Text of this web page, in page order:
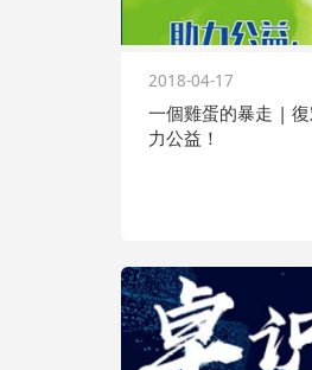
2018-04-17
一個雞蛋的暴走 |
力公益！